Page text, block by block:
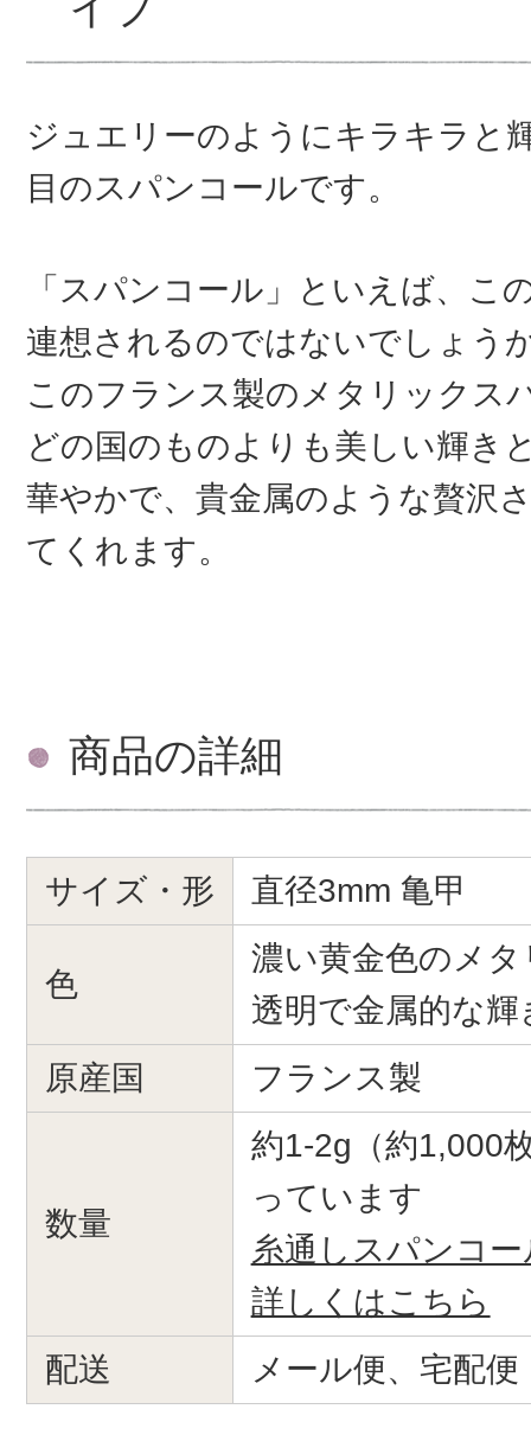
ジュエリーのようにキラキラと
目のスパンコールです。
「スパンコール」といえば、こ
連想されるのではないでしょう
このフランス製のメタリックス
どの国のものよりも美しい輝き
華やかで、貴金属のような贅沢
てくれます。
商品の詳細
サイズ・形 直径3mm 亀甲
色
濃い黄金色のメ
透明で金属的な輝
原産国
フランス製
数量
約1-2g（約1,000
っています
糸通しスパンコ
詳しくはこちら
配送
メール便、宅配便